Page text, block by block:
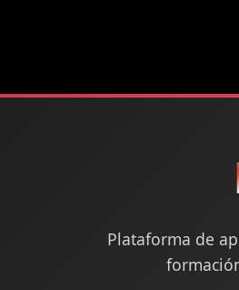
Plataforma de